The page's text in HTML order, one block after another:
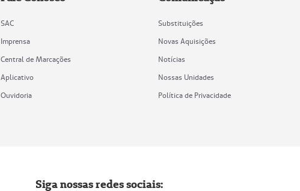
SAC
Imprensa
Central de Marcações
Aplicativo
Ouvidoria
Substituições
Novas Aquisições
Notícias
Nossas Unidades
Política de Privacidade
Siga nossas redes sociais: